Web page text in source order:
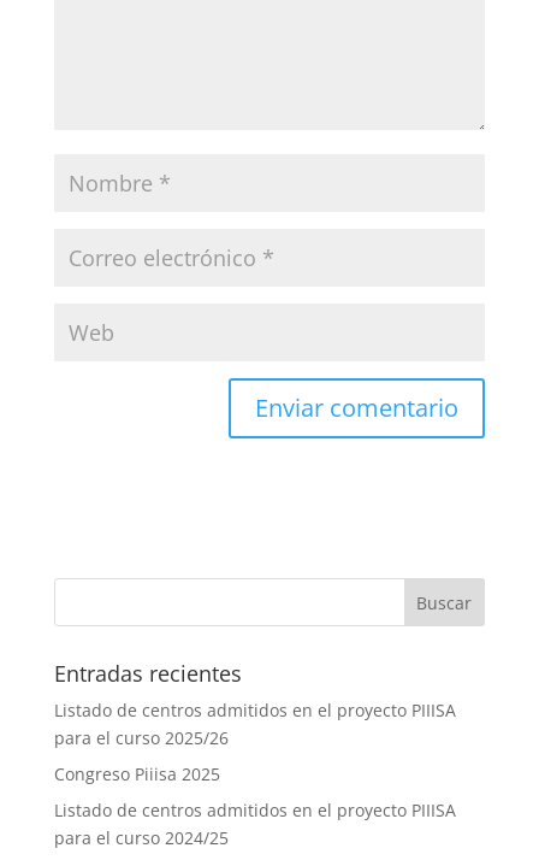
Entradas recientes
Listado de centros admitidos en el proyecto PIIISA
para el curso 2025/26
Congreso Piiisa 2025
Listado de centros admitidos en el proyecto PIIISA
para el curso 2024/25